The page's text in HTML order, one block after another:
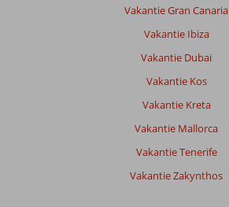
Vakantie Gran Canaria
Vakantie Ibiza
Vakantie Dubai
Vakantie Kos
Vakantie Kreta
Vakantie Mallorca
Vakantie Tenerife
Vakantie Zakynthos